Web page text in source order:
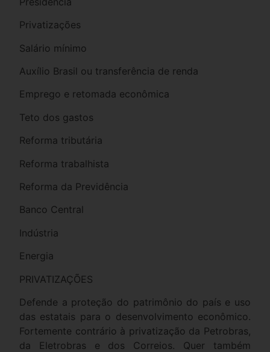
Privatizações
Salário mínimo
Auxílio Brasil ou transferência de renda
Emprego e retomada econômica
Teto dos gastos
Reforma tributária
Reforma trabalhista
Reforma da Previdência
Banco Central
Indústria
Energia
PRIVATIZAÇÕES
Defende a proteção do patrimônio do país e uso
das estatais para o desenvolvimento econômico.
Fortemente contrário à privatização da Petrobras,
da Eletrobras e dos Correios. Quer também